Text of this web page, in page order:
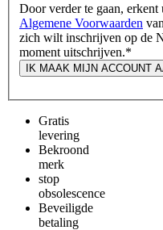
Door verder te gaan, erkent
Algemene Voorwaarden
zich wilt inschrijven op de
moment uitschrijven.*
IK MAAK MIJN ACCOUNT
Gratis
levering
Bekroond
merk
stop
obsolescence
Beveiligde
betaling